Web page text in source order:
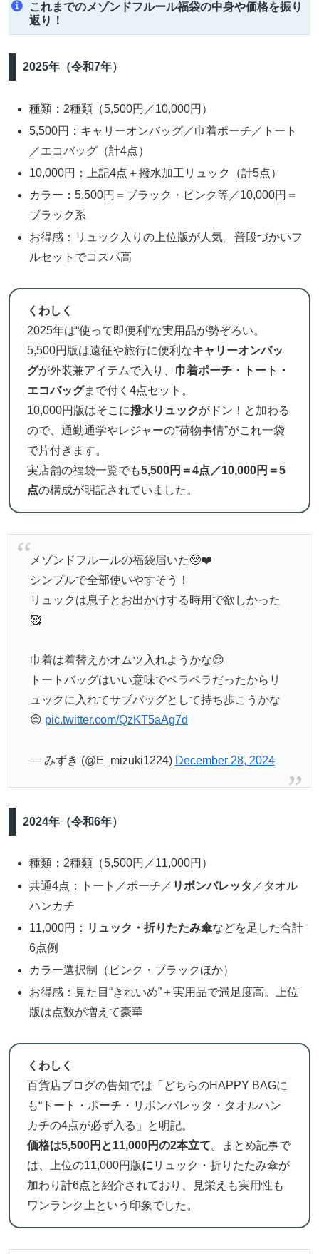
これまでのメゾンドフルール福袋の中身や価格を振り
返り！
2025年（令和7年）
種類：2種類（5,500円／10,000円）
5,500円：キャリーオンバッグ／巾着ポーチ／トート
／エコバッグ（計4点）
10,000円：上記4点＋撥水加工リュック（計5点）
カラー：5,500円＝ブラック・ピンク等／10,000円＝
ブラック系
お得感：リュック入りの上位版が人気。普段づかいフ
ルセットでコスパ高
くわしく
2025年は“使って即便利”な実用品が勢ぞろい。
5,500円版は遠征や旅行に便利なキャリーオンバッ
グが外装兼アイテムで入り、 巾着ポーチ・トート・
エコバッグまで付く4点セット。
10,000円版はそこに撥水リュックがドン！と加わる
ので、通勤通学やレジャーの“荷物事情”がこれ一袋
で片付きます。
実店舗の福袋一覧でも5,500円＝4点／10,000円＝5
点の構成が明記されていました。
メゾンドフルールの福袋届いた🥺❤️
シンプルで全部使いやすそう！
リュックは息子とお出かけする時用で欲しかった
🥰
巾着は着替えかオムツ入れようかな😌
トートバッグはいい意味でペラペラだったからリ
ュックに入れてサブバッグとして持ち歩こうかな
😌 pic.twitter.com/QzKT5aAg7d
— みずき (@E_mizuki1224) December 28, 2024
2024年（令和6年）
種類：2種類（5,500円／11,000円）
共通4点：トート／ポーチ／ リボンバレッタ ／タオル
ハンカチ
11,000円： リュック・折りたたみ傘などを足した合計
6点例
カラー選択制（ピンク・ブラックほか）
お得感：見た目“きれいめ”＋実用品で満足度高。上位
版は点数が増えて豪華
くわしく
百貨店ブログの告知では「どちらのHAPPY BAGに
も“トート・ポーチ・リボンバレッタ・タオルハン
カチの4点が必ず入る」と明記。
価格は5,500円と11,000円の2本立て。まとめ記事で
は、上位の11,000円版に リュック・折りたたみ傘が
加わり計6点と紹介されており、見栄えも実用性も
ワンランク上という印象でした。